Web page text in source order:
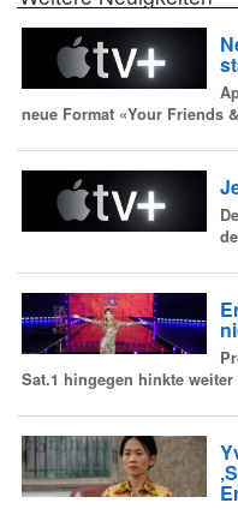
neue Format «Your Friends
Sat.1 hingegen hinkte